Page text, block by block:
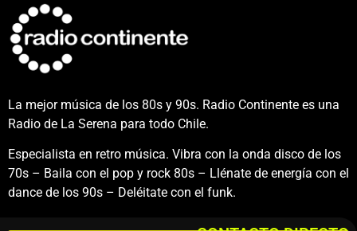
La mejor música de los 80s y 90s. Radio Continente es una
Radio de La Serena para todo Chile.
Especialista en retro música. Vibra con la onda disco de los
70s – Baila con el pop y rock 80s – Llénate de energía con el
dance de los 90s – Deléitate con el funk.